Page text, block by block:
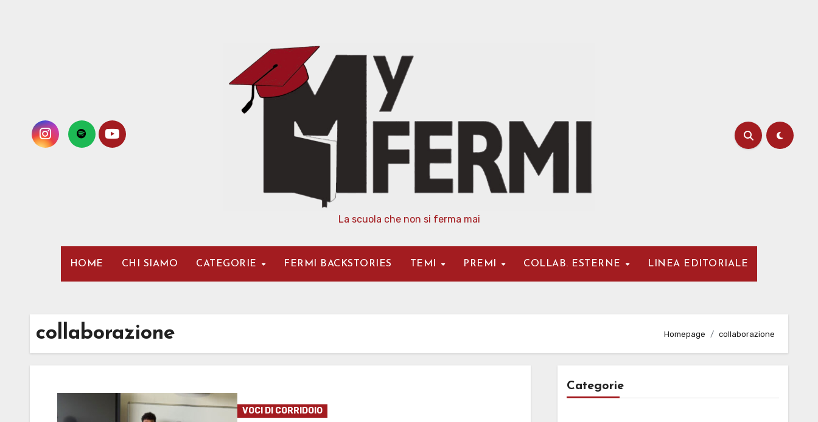
La scuola che non si ferma mai
HOME CHI SIAMO CATEGORIE FERMI BACKSTORIES TEMI PREMI COLLAB. ESTERNE LINEA EDITORIALE
collaborazione Homepage collaborazione
VOCI DI CORRIDOIO
Categorie